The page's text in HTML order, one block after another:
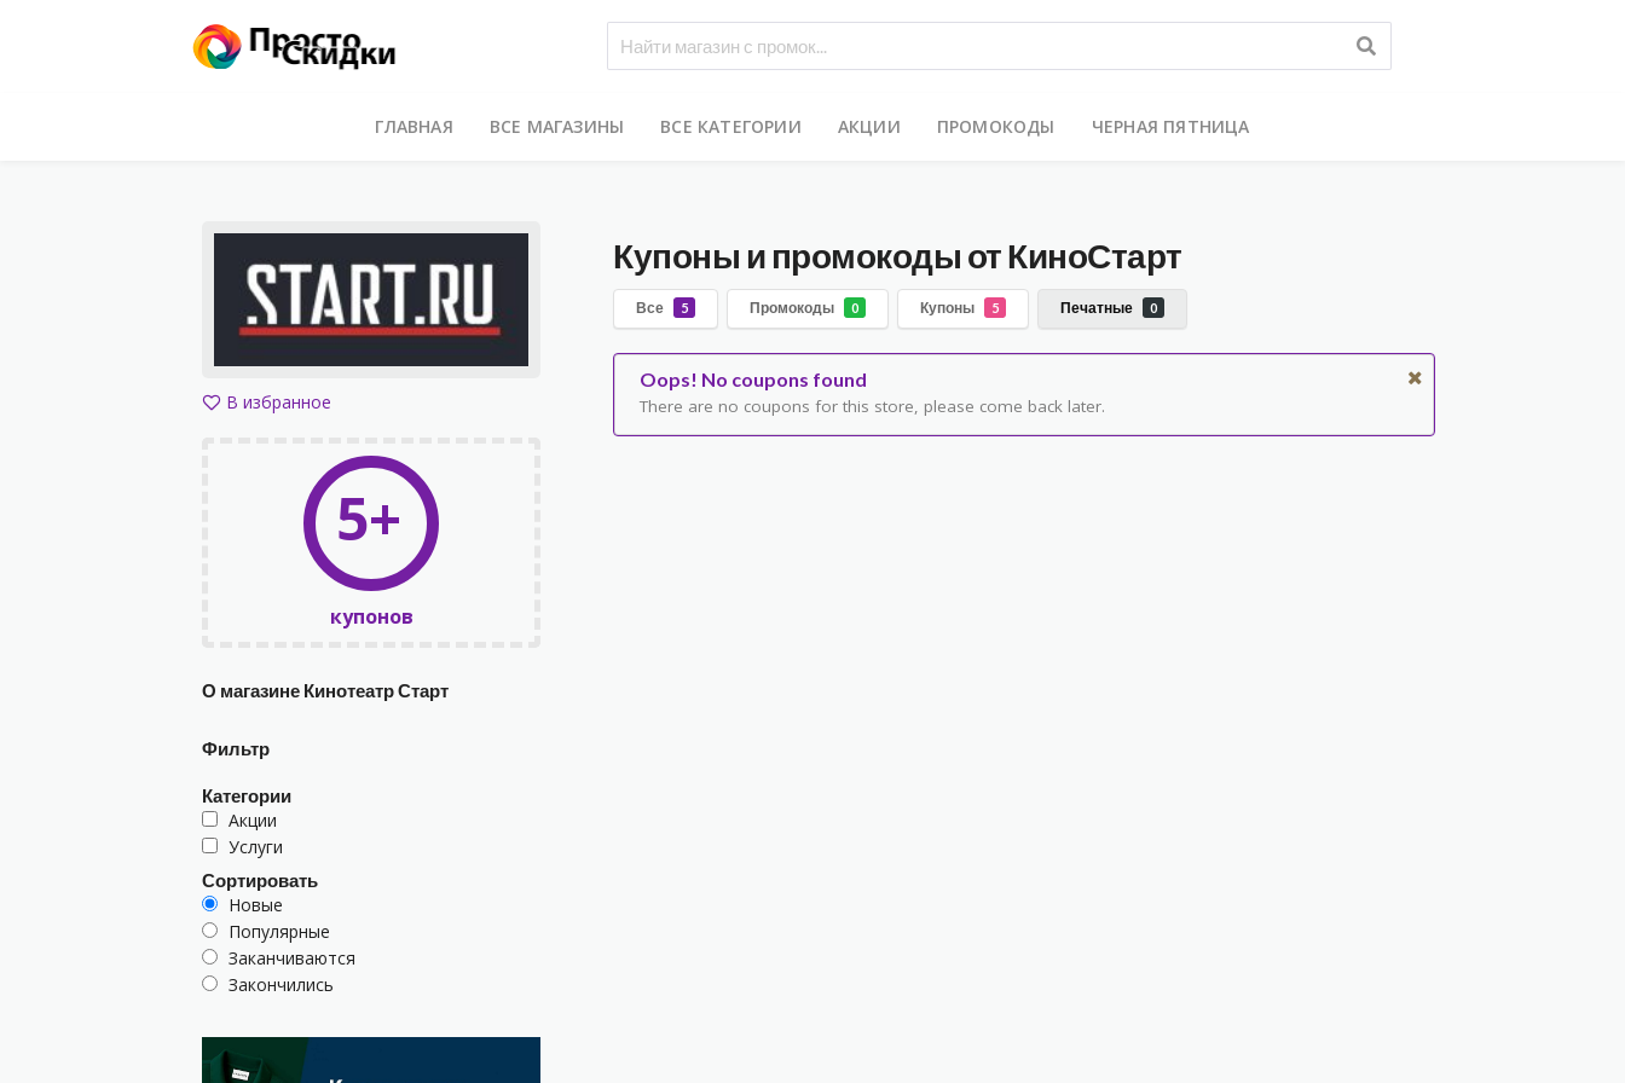
ГЛАВНАЯ ВСЕ МАГАЗИНЫ ВСЕ КАТЕГОРИИ АКЦИИ ПРОМОКОДЫ ЧЕРНАЯ ПЯТНИЦА
Купоны и промокоды от КиноСтарт
Все 5 Промокоды 0 Купоны 5 Печатные 0
Oops! No coupons found
There are no coupons for this store, please come back later.
В избранное
5+
купонов
О магазине Кинотеатр Старт
Фильтр
Категории
Акции
Услуги
Сортировать
Новые
Популярные
Заканчиваются
Закончились